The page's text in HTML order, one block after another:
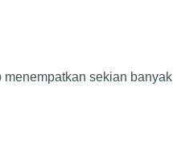
sekian banyak